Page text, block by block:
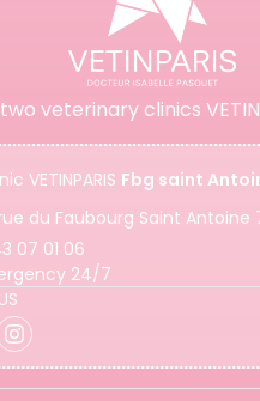
veterinary clinics
VETINPARIS Fbg saint
du Faubourg Saint Antoine
07 01 06
24/7